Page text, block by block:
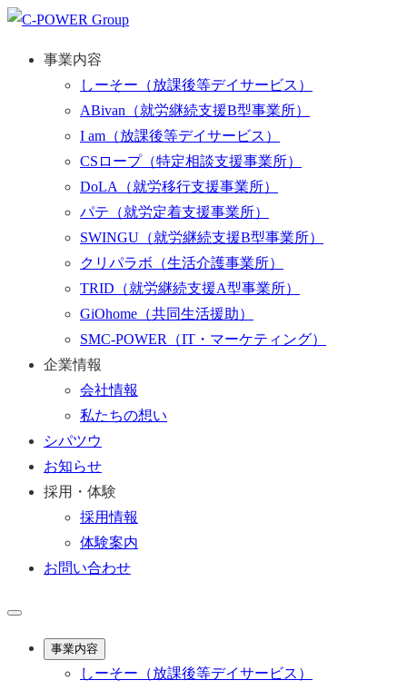
事業内容
しーそー （放課後等デイサービス）
ABivan （就労継続支援B型事業所）
I am （放課後等デイサービス）
CSロープ（特定相談支援事業所）
DoLA
（就労移行支援事業所）
パテ （就労定着支援事業所）
SWINGU （就労継続支援B型事業所）
クリパラボ （生活介護事業所）
TRID （就労継続支援A型事業所）
GiOhome （共同生活援助）
SMC-POWER
（IT・マーケティング）
企業情報
会社情報
私たちの想い
シパツウ
お知らせ
採用・体験
採用情報
体験案内
お問い合わせ
事業内容
しーそー （放課後等デイサービス）